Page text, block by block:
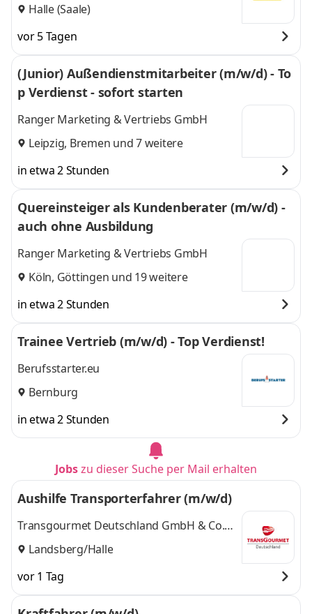
Halle (Saale)
vor 5 Tagen
(Junior) Außendienstmitarbeiter (m/w/d) - To
p Verdienst - sofort starten
Ranger Marketing & Vertriebs GmbH
Leipzig, Bremen und 7 weitere
in etwa 2 Stunden
Quereinsteiger als Kundenberater (m/w/d) -
auch ohne Ausbildung
Ranger Marketing & Vertriebs GmbH
Köln, Göttingen und 19 weitere
in etwa 2 Stunden
Trainee Vertrieb (m/w/d) - Top Verdienst!
Berufsstarter.eu
Bernburg
in etwa 2 Stunden
Jobszu dieser Suche per Mail erhalten
Aushilfe Transporterfahrer (m/w/d)
Transgourmet Deutschland GmbH & Co.
OHGLandsberg/Halle
vor 1 Tag